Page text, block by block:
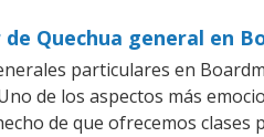
Quechua general en
particulares en
de los aspectos más
de que ofrecemos